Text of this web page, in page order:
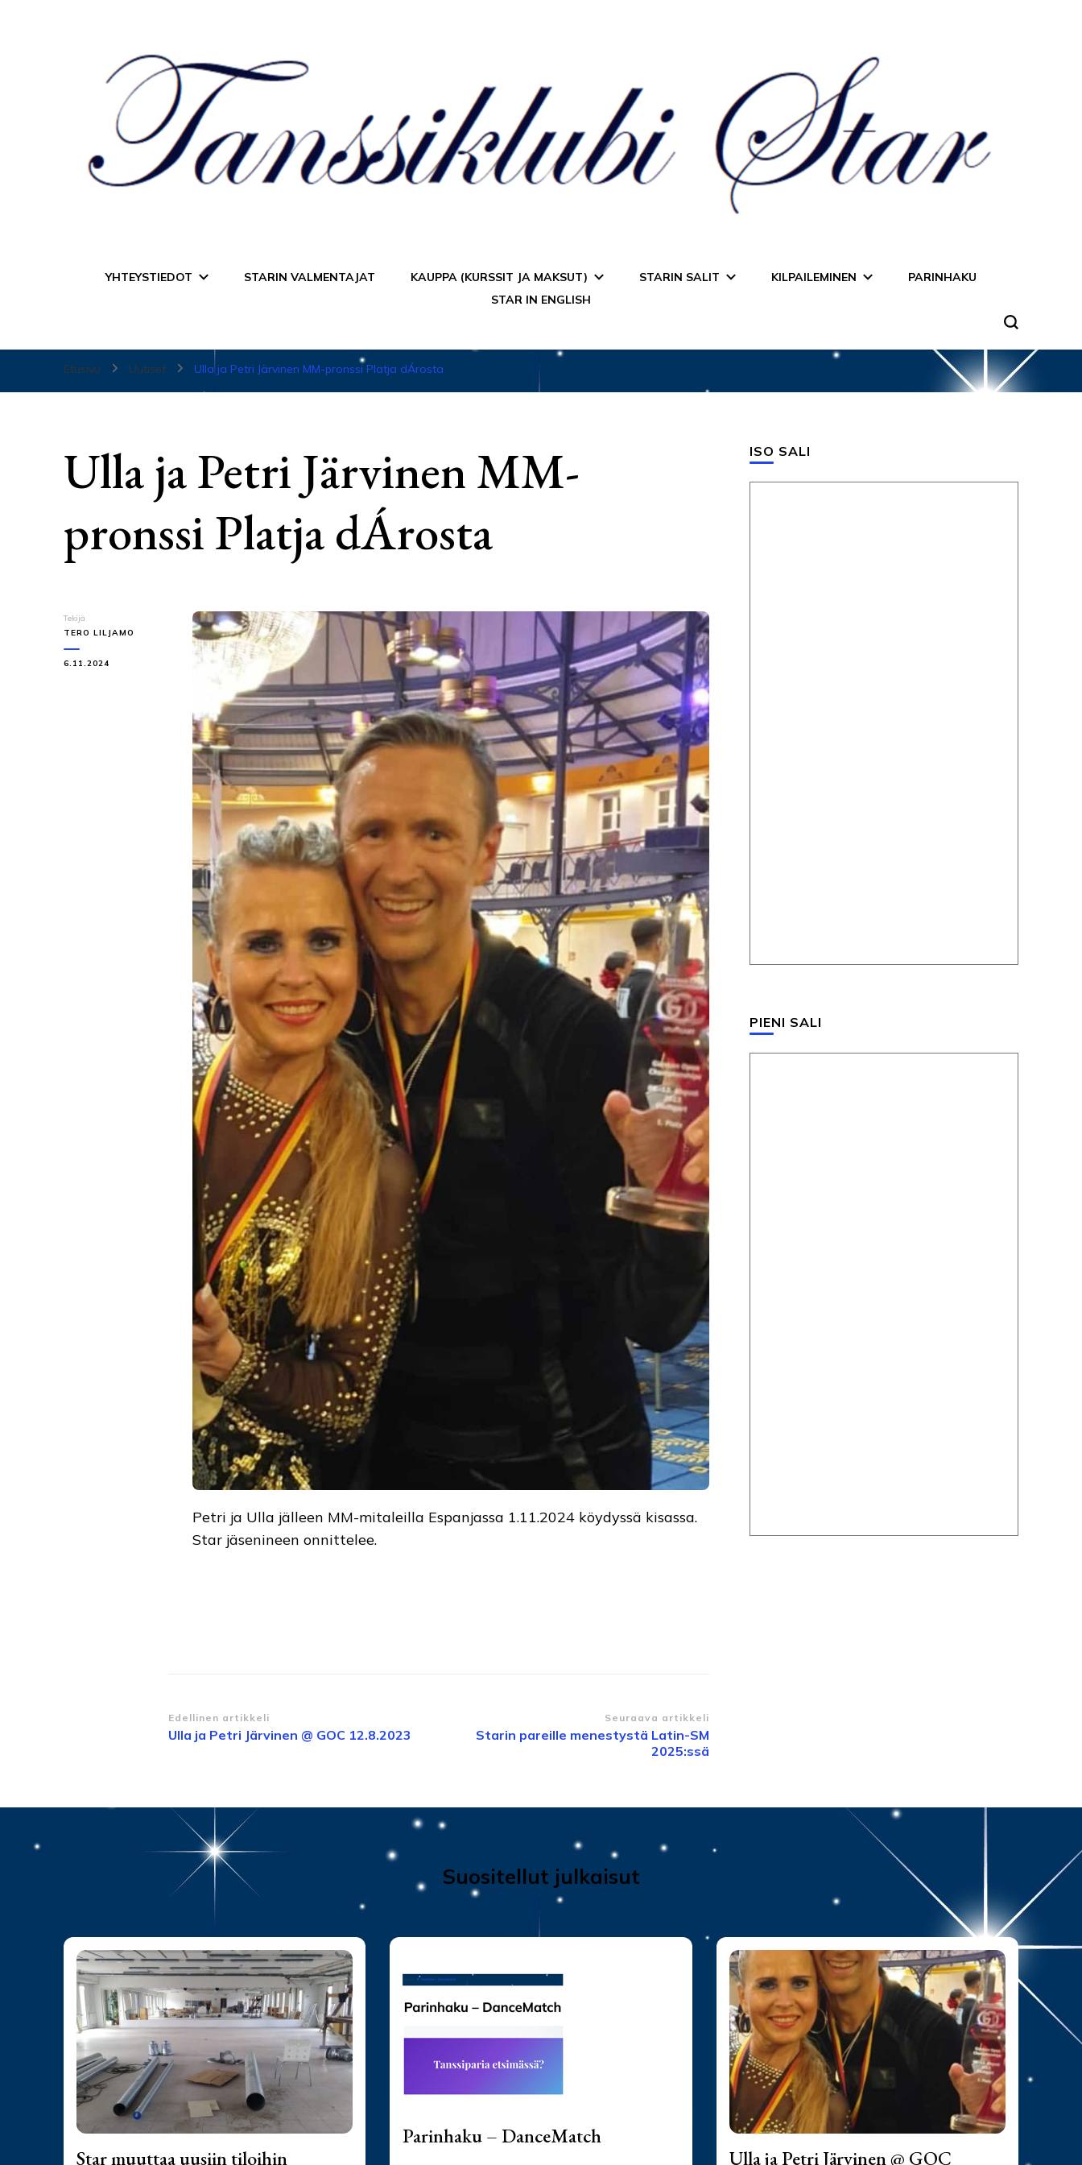
YHTEYSTIEDOT STARIN VALMENTAJAT KAUPPA (KURSSIT JA MAKSUT) STARIN SALIT KILPAILEMINEN
PARINHAKU
STAR IN ENGLISH
Etusivu Uutiset Ulla ja Petri Järvinen MM-pronssi Platja dÁrosta
Ulla ja Petri Järvinen MM-
pronssi Platja dÁrosta
Tekijä
TERO LILJAMO
6.11.2024
Petri ja Ulla jälleen MM-mitaleilla Espanjassa 1.11.2024 köydyssä kisassa.
Star jäsenineen onnittelee.
Artikkelien
selaus
Edellinen artikkeli
Ulla ja Petri Järvinen @ GOC 12.8.2023
Seuraava artikkeli
Starin pareille menestystä Latin-SM
2025:ssä
ISO SALI
PIENI SALI
Suositellut julkaisut
Star muuttaa uusiin tiloihin
Parinhaku – DanceMatch
Ulla ja Petri Järvinen @ GOC